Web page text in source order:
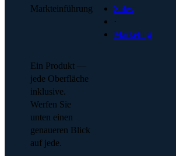
Markteinführung
Sales
·
Marketing
Ein Produkt —
jede Oberfläche
inklusive.
Werfen Sie
unten einen
genaueren Blick
auf jede.